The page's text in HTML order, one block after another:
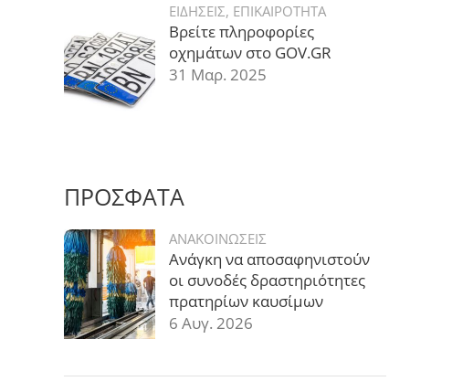
ΕΙΔΗΣΕΙΣ, ΕΠΙΚΑΙΡΟΤΗΤΑ
Βρείτε πληροφορίες
οχημάτων στο GOV.GR
31 Μαρ. 2025
ΠΡΟΣΦΑΤΑ
ΑΝΑΚΟΙΝΩΣΕΙΣ
Ανάγκη να αποσαφηνιστούν
οι συνοδές δραστηριότητες
πρατηρίων καυσίμων
6 Αυγ. 2026